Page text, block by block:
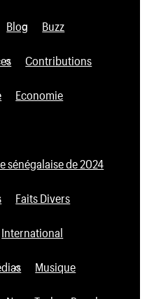
Blog Buzz
Contributions
Economie
sénégalaise de 2024
Faits Divers
International
Musique